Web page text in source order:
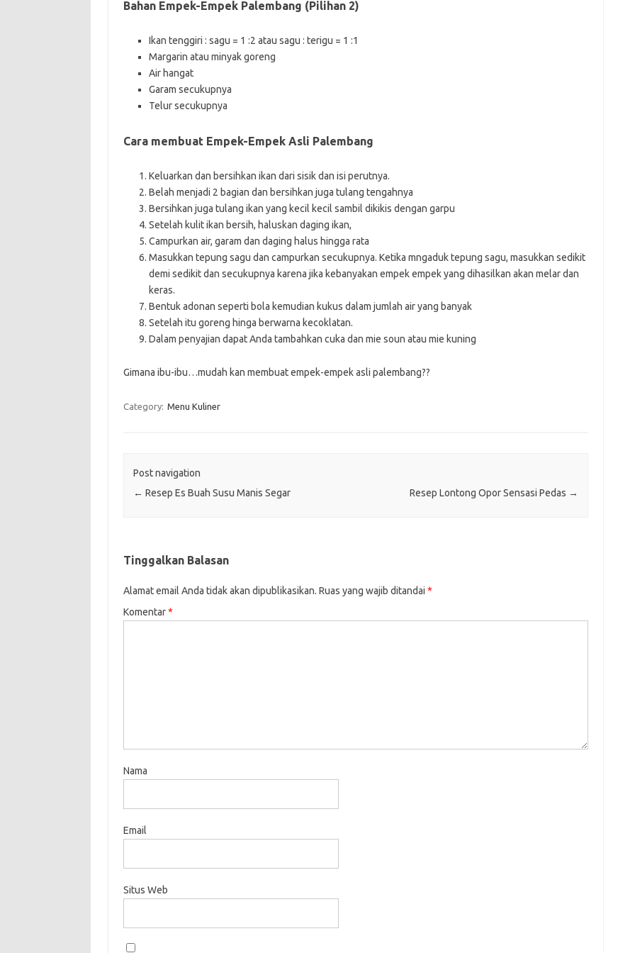
Bahan Empek-Empek Palembang (Pilihan 2)
Ikan tenggiri : sagu = 1 :2 atau sagu : terigu = 1 :1
Margarin atau minyak goreng
Air hangat
Garam secukupnya
Telur secukupnya
Cara membuat Empek-Empek Asli Palembang
Keluarkan dan bersihkan ikan dari sisik dan isi perutnya.
Belah menjadi 2 bagian dan bersihkan juga tulang tengahnya
Bersihkan juga tulang ikan yang kecil kecil sambil dikikis dengan garpu
Setelah kulit ikan bersih, haluskan daging ikan,
Campurkan air, garam dan daging halus hingga rata
Masukkan tepung sagu dan campurkan secukupnya. Ketika mngaduk tepung sagu, masukkan sedikit
demi sedikit dan secukupnya karena jika kebanyakan empek empek yang dihasilkan akan melar dan
keras.
Bentuk adonan seperti bola kemudian kukus dalam jumlah air yang banyak
Setelah itu goreng hinga berwarna kecoklatan.
Dalam penyajian dapat Anda tambahkan cuka dan mie soun atau mie kuning
Gimana ibu-ibu…mudah kan membuat empek-empek asli palembang??
Category: Menu Kuliner
Post navigation
← Resep Es Buah Susu Manis Segar Resep Lontong Opor Sensasi Pedas →
Tinggalkan Balasan
Alamat email Anda tidak akan dipublikasikan. Ruas yang wajib ditandai *
Komentar*
Nama
Email
Situs Web